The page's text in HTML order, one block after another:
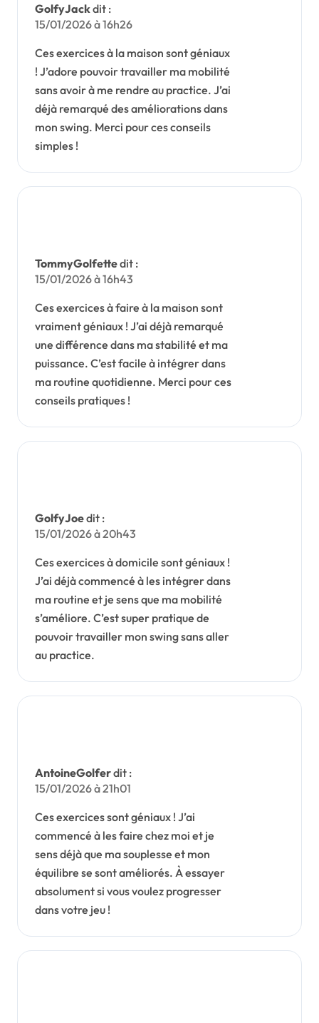
GolfyJackdit :
15/01/2026 à 16h26
Ces exercices à la maison sont géniaux
! J’adore pouvoir travailler ma mobilité
sans avoir à me rendre au practice. J’ai
déjà remarqué des améliorations dans
mon swing. Merci pour ces conseils
simples !
TommyGolfettedit :
15/01/2026 à 16h43
Ces exercices à faire à la maison sont
vraiment géniaux ! J’ai déjà remarqué
une différence dans ma stabilité et ma
puissance. C’est facile à intégrer dans
ma routine quotidienne. Merci pour ces
conseils pratiques !
GolfyJoedit :
15/01/2026 à 20h43
Ces exercices à domicile sont géniaux !
J’ai déjà commencé à les intégrer dans
ma routine et je sens que ma mobilité
s’améliore. C’est super pratique de
pouvoir travailler mon swing sans aller
au practice.
AntoineGolferdit :
15/01/2026 à 21h01
Ces exercices sont géniaux ! J’ai
commencé à les faire chez moi et je
sens déjà que ma souplesse et mon
équilibre se sont améliorés. À essayer
absolument si vous voulez progresser
dans votre jeu !